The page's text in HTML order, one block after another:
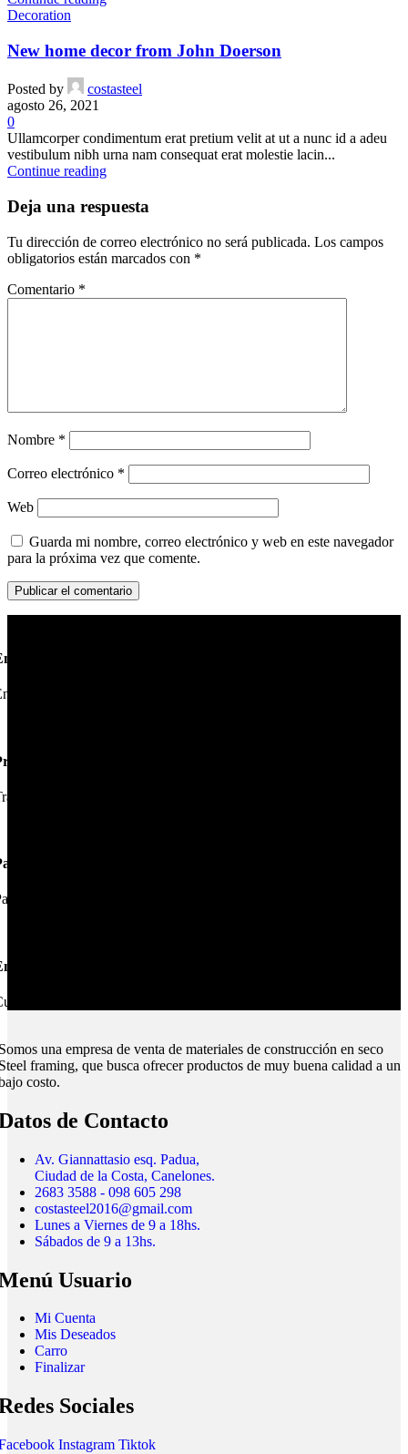
Decoration
New home decor from John Doerson
Posted by
costasteel
agosto 26, 2021
0
Ullamcorper condimentum erat pretium velit at ut a nunc id a adeu
vestibulum nibh urna nam consequat erat molestie lacin...
Continue reading
Deja una respuesta
Tu dirección de correo electrónico no será publicada. Los campos
obligatorios están marcados con *
Comentario *
Nombre *
Correo electrónico *
Web
Guarda mi nombre, correo electrónico y web en este navegador
para la próxima vez que comente.
en 24hs
su pedido en 24hs.
de Calidad
las mejores marcas.
Seguros.
online en nuestra web.
Montevideo e Interior.
todo el país.
una empresa de venta de materiales de construcción en seco
framing, que busca ofrecer productos de muy buena calidad a un
costo.
de Contacto
Av. Giannattasio esq. Padua,
Ciudad de la Costa, Canelones.
2683 3588 - 098 605 298
costasteel2016@gmail.com
Lunes a Viernes de 9 a 18hs.
Sábados de 9 a 13hs.
Usuario
Mi Cuenta
Mis Deseados
Carro
Finalizar
Sociales
Instagram Tiktok